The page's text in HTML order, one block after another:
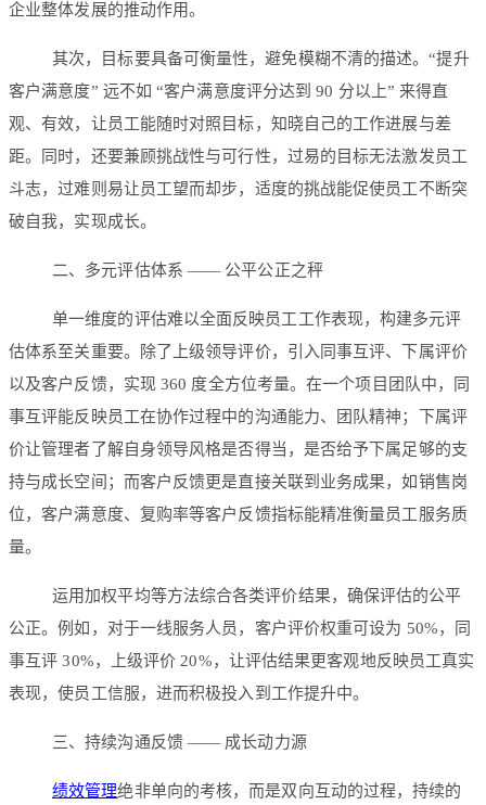
企业整体发展的推动作用。
其次，目标要具备可衡量性，避免模糊不清的描述。“提升
客户满意度” 远不如 “客户满意度评分达到 90 分以上” 来得直
观、有效，让员工能随时对照目标，知晓自己的工作进展与差
距。同时，还要兼顾挑战性与可行性，过易的目标无法激发员工
斗志，过难则易让员工望而却步，适度的挑战能促使员工不断突
破自我，实现成长。
二、多元评估体系 —— 公平公正之秤
单一维度的评估难以全面反映员工工作表现，构建多元评
估体系至关重要。除了上级领导评价，引入同事互评、下属评价
以及客户反馈，实现 360 度全方位考量。在一个项目团队中，同
事互评能反映员工在协作过程中的沟通能力、团队精神；下属评
价让管理者了解自身领导风格是否得当，是否给予下属足够的支
持与成长空间；而客户反馈更是直接关联到业务成果，如销售岗
位，客户满意度、复购率等客户反馈指标能精准衡量员工服务质
量。
运用加权平均等方法综合各类评价结果，确保评估的公平
公正。例如，对于一线服务人员，客户评价权重可设为 50%，同
事互评 30%，上级评价 20%，让评估结果更客观地反映员工真实
表现，使员工信服，进而积极投入到工作提升中。
三、持续沟通反馈 —— 成长动力源
绩效管理绝非单向的考核，而是双向互动的过程，持续的